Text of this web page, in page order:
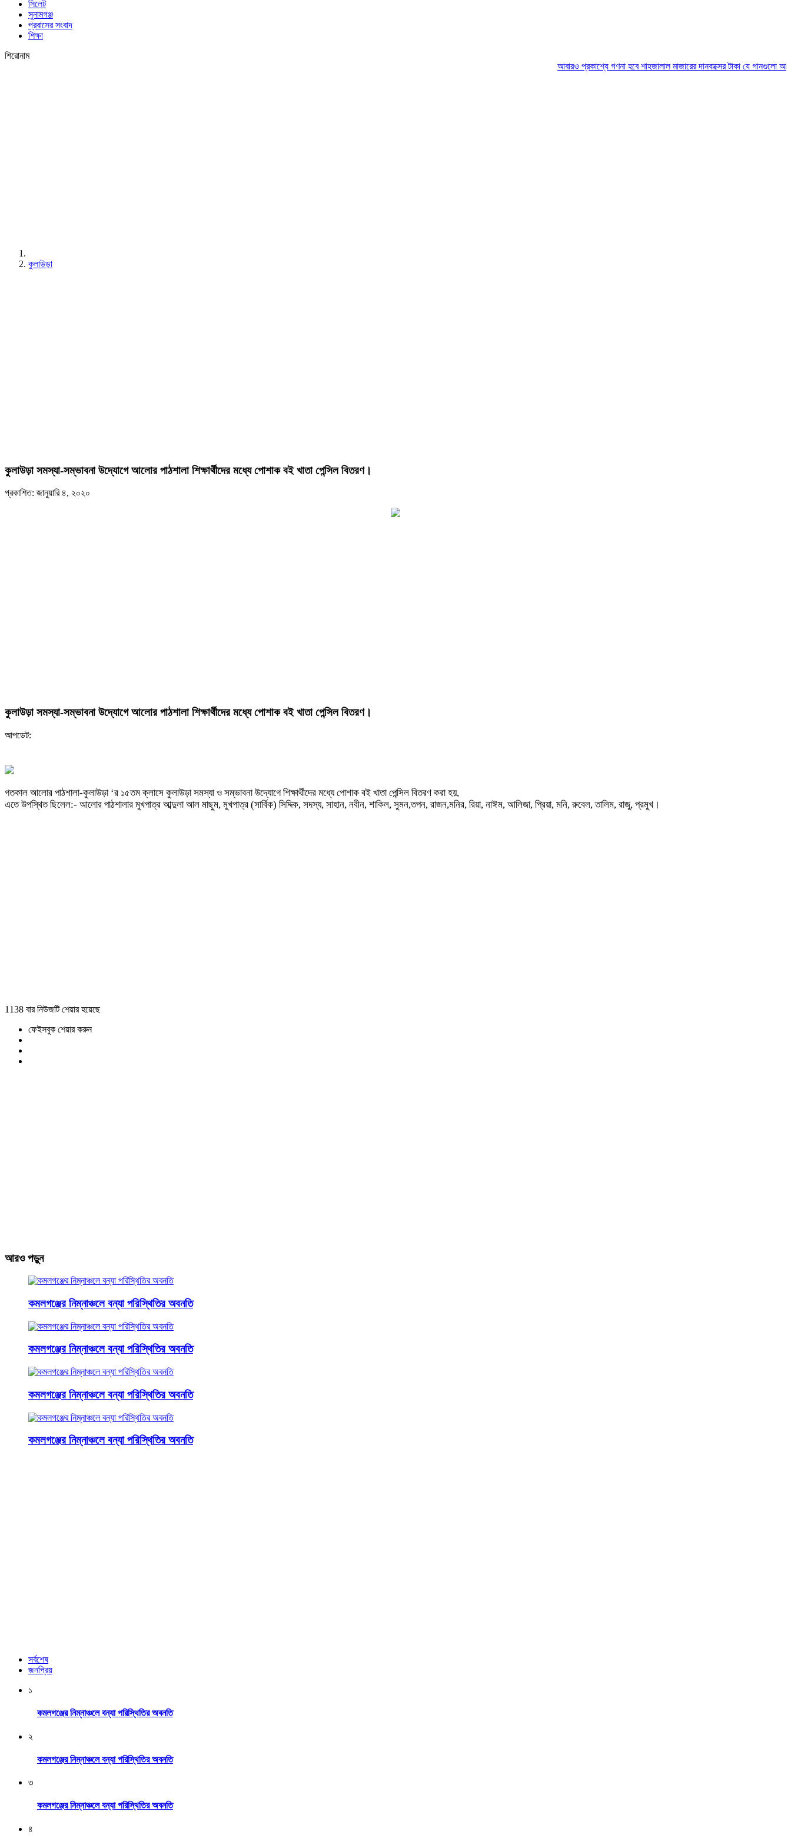
সিলেট
সুনামগঞ্জ
প্রবাসের সংবাদ
শিক্ষা
শিরোনাম
আবারও প্রকাশ্যে গণনা হবে শাহজালাল মাজারের দানবাক্সের টাকাযে গানগুলো আজও ফিরিয়ে
কুলাউড়া
কুলাউড়া সমস্যা-সম্ভাবনা উদ্যোগে আলোর পাঠশালা শিক্ষার্থীদের মধ্যে পোশাক বই খাতা পেন্সিল বিতরণ।
প্রকাশিত: জানুয়ারি ৪, ২০২০
কুলাউড়া সমস্যা-সম্ভাবনা উদ্যোগে আলোর পাঠশালা শিক্ষার্থীদের মধ্যে পোশাক বই খাতা পেন্সিল বিতরণ।
আপডেট:
গতকাল আলোর পাঠশালা-কুলাউড়া ‘র ১৫তম ক্লাসে কুলাউড়া সমস্যা ও সম্ভাবনা উদ্যোগে শিক্ষার্থীদের মধ্যে পোশাক বই খাতা পেন্সিল বিতরণ করা হয়,
এতে উপস্থিত ছিলেল:- আলোর পাঠশালার মুখপাত্র আব্দুলা আল মাছুম, মুখপাত্র (সার্বিক) সিদ্দিক, সদস্য, সাহান, নবীন, শাকিল, সুমন,তপন, রাজন,মনির, রিয়া, নাঈম, আলিজা, প্রিয়া, মনি, রুবেল, তালিম, রাজু, প্রমুখ।
1138 বার নিউজটি শেয়ার হয়েছে
ফেইসবুক শেয়ার করুন
আরও পড়ুন
কমলগঞ্জের নিম্নাঞ্চলে বন্যা পরিস্থিতির অবনতি
কমলগঞ্জের নিম্নাঞ্চলে বন্যা পরিস্থিতির অবনতি
কমলগঞ্জের নিম্নাঞ্চলে বন্যা পরিস্থিতির অবনতি
কমলগঞ্জের নিম্নাঞ্চলে বন্যা পরিস্থিতির অবনতি
সর্বশেষ
জনপ্রিয়
১
কমলগঞ্জের নিম্নাঞ্চলে বন্যা পরিস্থিতির অবনতি
২
কমলগঞ্জের নিম্নাঞ্চলে বন্যা পরিস্থিতির অবনতি
৩
কমলগঞ্জের নিম্নাঞ্চলে বন্যা পরিস্থিতির অবনতি
৪